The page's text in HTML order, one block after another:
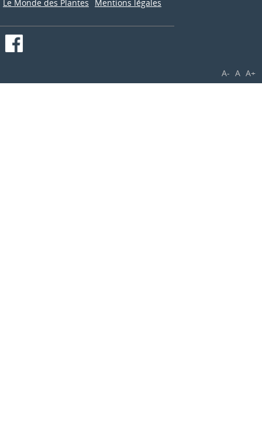
Le Monde des Plantes
Mentions légales
A- A A+